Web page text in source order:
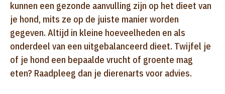
kunnen een gezonde aanvulling zijn op het dieet van
je hond, mits ze op de juiste manier worden
gegeven. Altijd in kleine hoeveelheden en als
onderdeel van een uitgebalanceerd dieet. Twijfel je
of je hond een bepaalde vrucht of groente mag
eten? Raadpleeg dan je dierenarts voor advies.